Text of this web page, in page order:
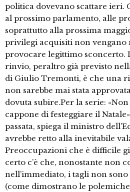
politica dovevano scattare ieri.
al prossimo parlamento, alle
soprattutto alla prossima
privilegi acquisiti non vengano
provocare legittimo sconcerto.
rinvio, peraltro già previsto
di Giulio Tremonti, è che una
non sarebbe mai stata
dovuta subire.Per la serie:
cappone di festeggiare il
passata, spiega il ministro
avrebbe retto alla inevitabile
Preoccupazioni che è difficile
certo c’è che, nonostante non
nell’immediato, i tagli non
(come dimostrano le